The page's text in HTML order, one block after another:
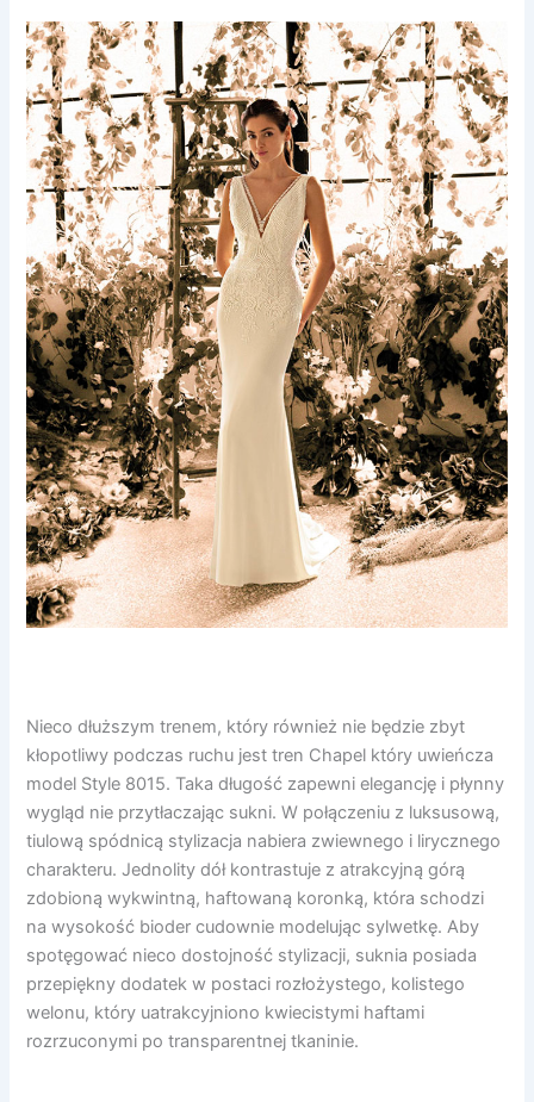
Nieco dłuższym trenem, który również nie będzie zbyt
kłopotliwy podczas ruchu jest tren Chapel który uwieńcza
model Style 8015. Taka długość zapewni elegancję i płynny
wygląd nie przytłaczając sukni. W połączeniu z luksusową,
tiulową spódnicą stylizacja nabiera zwiewnego i lirycznego
charakteru. Jednolity dół kontrastuje z atrakcyjną górą
zdobioną wykwintną, haftowaną koronką, która schodzi
na wysokość bioder cudownie modelując sylwetkę. Aby
spotęgować nieco dostojność stylizacji, suknia posiada
przepiękny dodatek w postaci rozłożystego, kolistego
welonu, który uatrakcyjniono kwiecistymi haftami
rozrzuconymi po transparentnej tkaninie.